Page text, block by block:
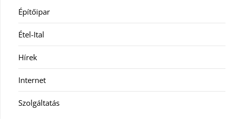
Építőipar
Étel-Ital
Hírek
Internet
Szolgáltatás